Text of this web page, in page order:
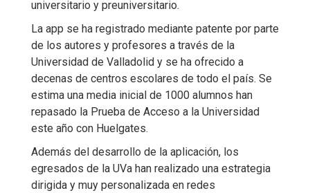
universitario y preuniversitario.
La app se ha registrado mediante patente por parte
de los autores y profesores a través de la
Universidad de Valladolid y se ha ofrecido a
decenas de centros escolares de todo el país. Se
estima una media inicial de 1000 alumnos han
repasado la Prueba de Acceso a la Universidad
este año con Huelgates.
Además del desarrollo de la aplicación, los
egresados de la UVa han realizado una estrategia
dirigida y muy personalizada en redes